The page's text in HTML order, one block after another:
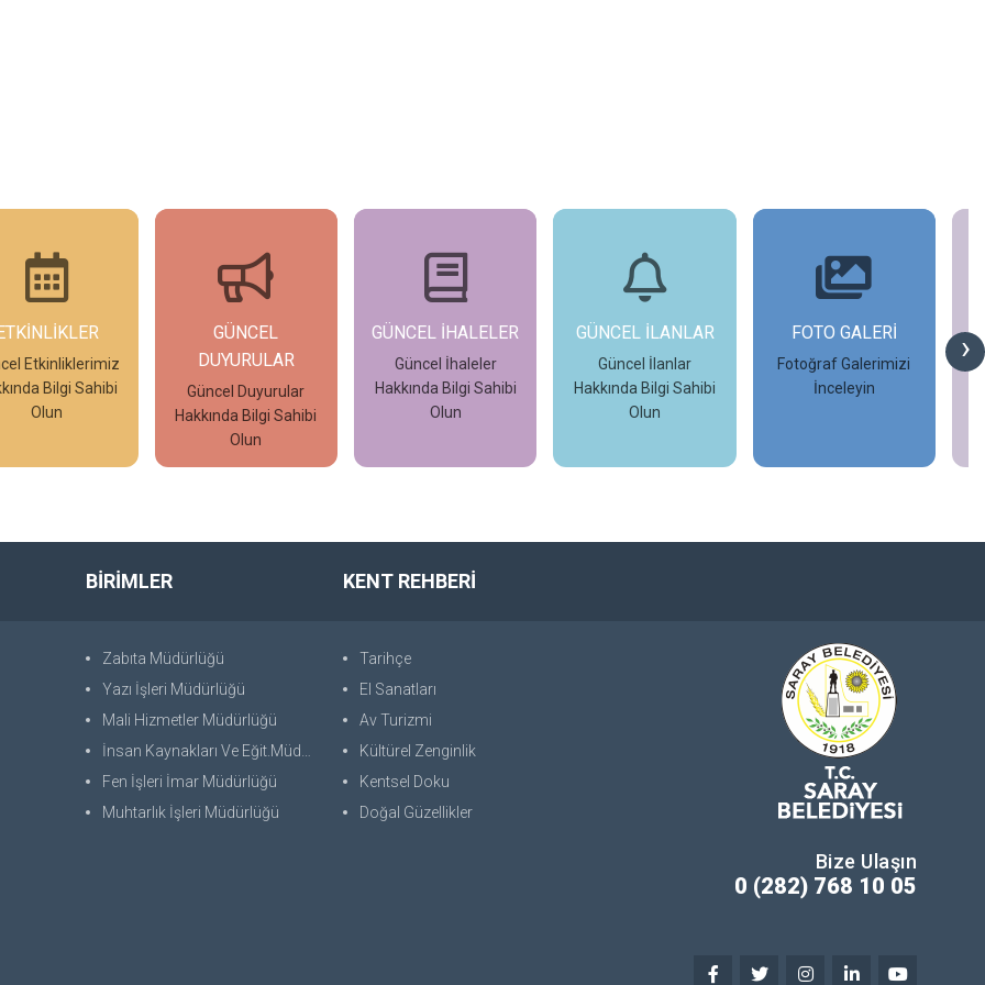
›
GÜNCEL
DUYURULAR
Duyurular
Bilgi Sahibi
GÜNCEL İHALELER
Güncel İhaleler
Hakkında Bilgi Sahibi
Olun
İncele
GÜNCEL İLANLAR
Güncel İlanlar
Hakkında Bilgi Sahibi
Olun
FOTO GALERİ
Fotoğraf Galerimizi
İnceleyin
TAMAMLANAN
PROJELER
Tamamlanan
BİRİMLER
Zabıta Müdürlüğü
Yazı İşleri Müdürlüğü
Mali Hizmetler Müdürlüğü
İnsan Kaynakları Ve Eğit.Müdürlüğü
Fen İşleri İmar Müdürlüğü
Muhtarlık İşleri Müdürlüğü
KENT REHBERİ
Tarihçe
El Sanatları
Av Turizmi
Kültürel Zenginlik
Kentsel Doku
Doğal Güzellikler
Bize Ulaşın
0 (282) 768 10 05